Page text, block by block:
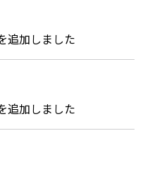
追加しました
追加しました